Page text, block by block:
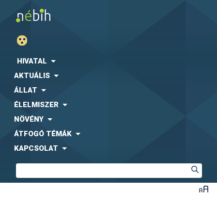
HIVATAL
AKTUÁLIS
ÁLLAT
ÉLELMISZER
NÖVÉNY
ÁTFOGÓ TÉMÁK
KAPCSOLAT